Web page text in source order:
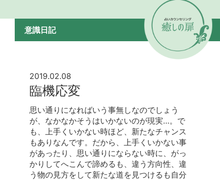
意識日記
2019.02.08
臨機応変
思い通りになればいう事無しなのでしょう
が、なかなかそうはいかないのが現実…。で
も、上手くいかない時ほど、新たなチャンス
もありなんです。だから、上手くいかない事
があったり、思い通りにならない時に、がっ
かりしてへこんで諦めるも、違う方向性、違
う物の見方をして新たな道を見つけるも自分